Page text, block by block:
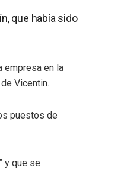
que había sido
empresa en la
Vicentin.
puestos de
y que se